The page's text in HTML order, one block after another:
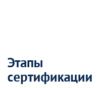
Этапы
сертификации